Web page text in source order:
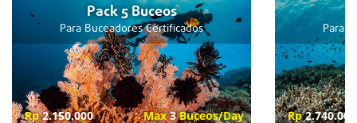
Pack 5 Buceos
Para Buceadores Certificados
Rp2.150.000 Max3Buceos/Day
Para
Rp2.740.000